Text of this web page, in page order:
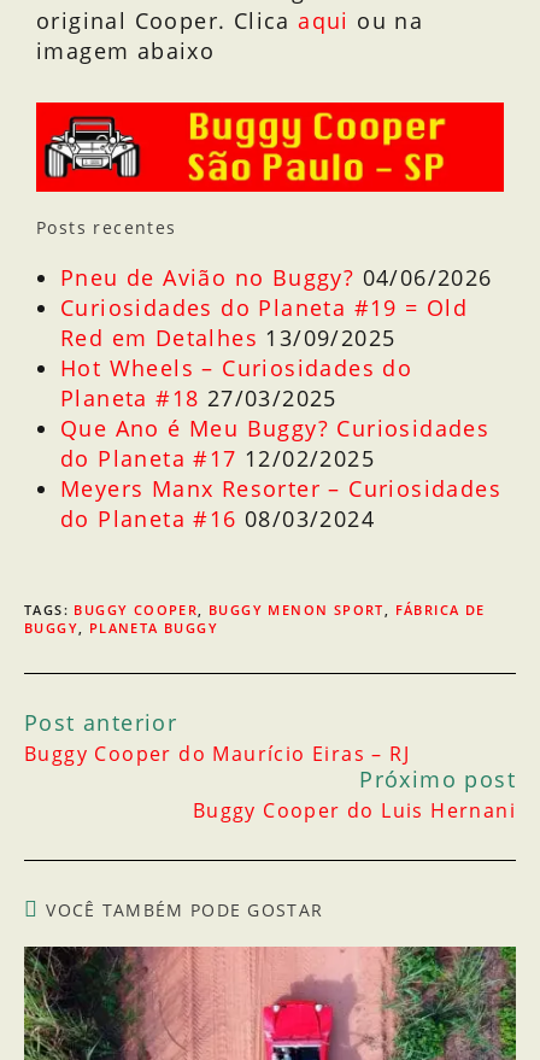
original Cooper. Clicaaqui ou na
imagem abaixo
Posts recentes
Pneu de Avião no Buggy? 04/06/2026
Curiosidades do Planeta #19 = Old
Red em Detalhes 13/09/2025
Hot Wheels – Curiosidades do
Planeta #18 27/03/2025
Que Ano é Meu Buggy? Curiosidades
do Planeta #17 12/02/2025
Meyers Manx Resorter – Curiosidades
do Planeta #16 08/03/2024
TAGS: BUGGY COOPER, BUGGY MENON SPORT, FÁBRICA DE
BUGGY, PLANETA BUGGY
Post anterior
Buggy Cooper do Maurício Eiras – RJ
Próximo post
Buggy Cooper do Luis Hernani
VOCÊ TAMBÉM PODE GOSTAR